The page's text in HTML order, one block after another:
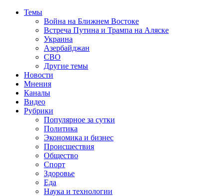
Темы
Война на Ближнем Востоке
Встреча Путина и Трампа на Аляске
Украина
Азербайджан
СВО
Другие темы
Новости
Мнения
Каналы
Видео
Рубрики
Популярное за сутки
Политика
Экономика и бизнес
Происшествия
Общество
Спорт
Здоровье
Еда
Наука и технологии